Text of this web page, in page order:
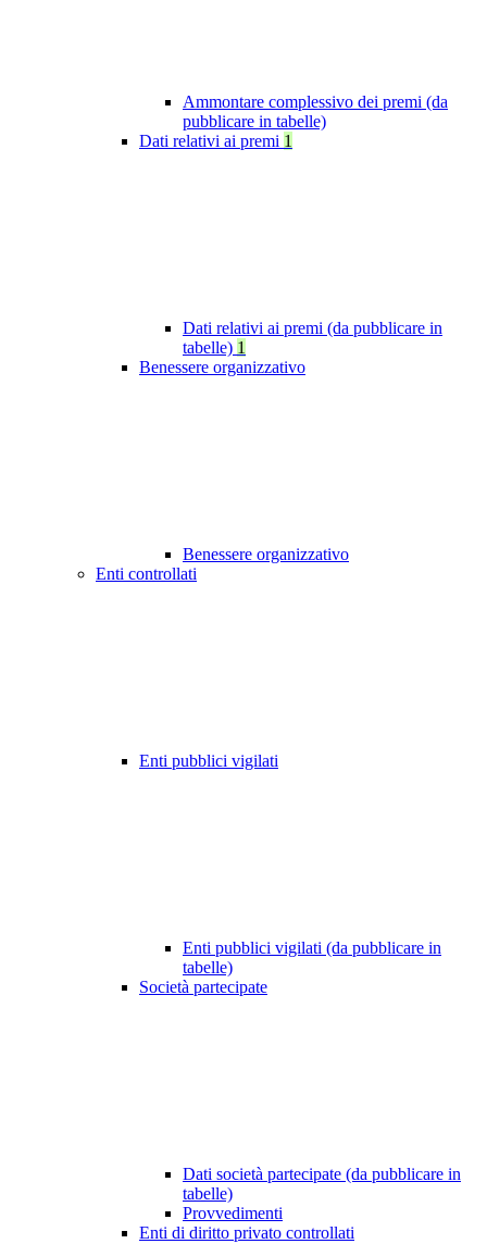
Ammontare complessivo dei premi (da
pubblicare in tabelle)
Dati relativi ai premi 1
Dati relativi ai premi (da pubblicare in
tabelle) 1
Benessere organizzativo
Benessere organizzativo
Enti controllati
Enti pubblici vigilati
Enti pubblici vigilati (da pubblicare in
tabelle)
Società partecipate
Dati società partecipate (da pubblicare in
tabelle)
Provvedimenti
Enti di diritto privato controllati